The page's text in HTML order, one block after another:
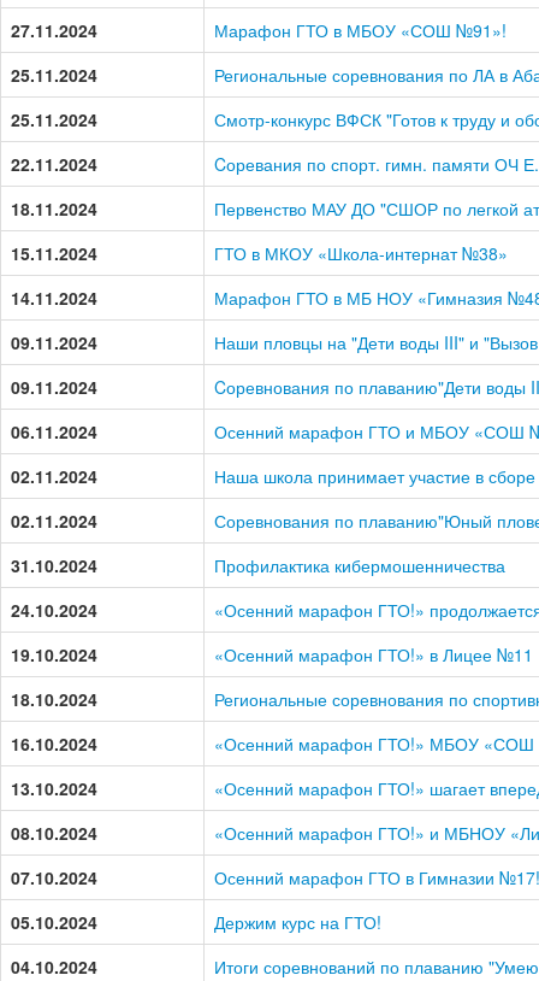
27.11.2024
Марафон ГТО в МБОУ «СОШ №91»!
25.11.2024
Региональные соревнования по ЛА в
25.11.2024
Смотр-конкурс ВФСК "Готов к труду и
22.11.2024
Cоревания по спорт. гимн. памяти ОЧ
18.11.2024
Первенство МАУ ДО "СШОР по легкой
15.11.2024
ГТО в МКОУ «Школа-интернат №38»
14.11.2024
Марафон ГТО в МБ НОУ «Гимназия
09.11.2024
Наши пловцы на "Дети воды III" и
09.11.2024
Cоревнования по плаванию"Дети воды
06.11.2024
Осенний марафон ГТО и МБОУ «СОШ
02.11.2024
Наша школа принимает участие в
02.11.2024
Соревнования по плаванию"Юный
31.10.2024
Профилактика кибермошенничества
24.10.2024
«Осенний марафон ГТО!»
19.10.2024
«Осенний марафон ГТО!» в Лицее №11
18.10.2024
Региональные соревнования по
16.10.2024
«Осенний марафон ГТО!» МБОУ
13.10.2024
«Осенний марафон ГТО!» шагает
08.10.2024
«Осенний марафон ГТО!» и МБНОУ
07.10.2024
Осенний марафон ГТО в Гимназии №17!
05.10.2024
Держим курс на ГТО!
04.10.2024
Итоги соревнований по плаванию